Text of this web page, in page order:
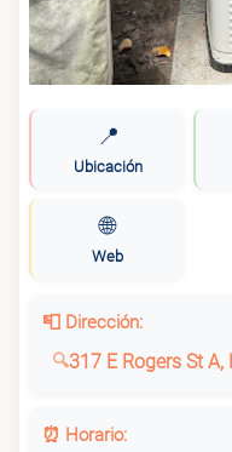
📍
Ubicación
🌐
Web
📮 Dirección:
317 E Rogers St
⏰ Horario: